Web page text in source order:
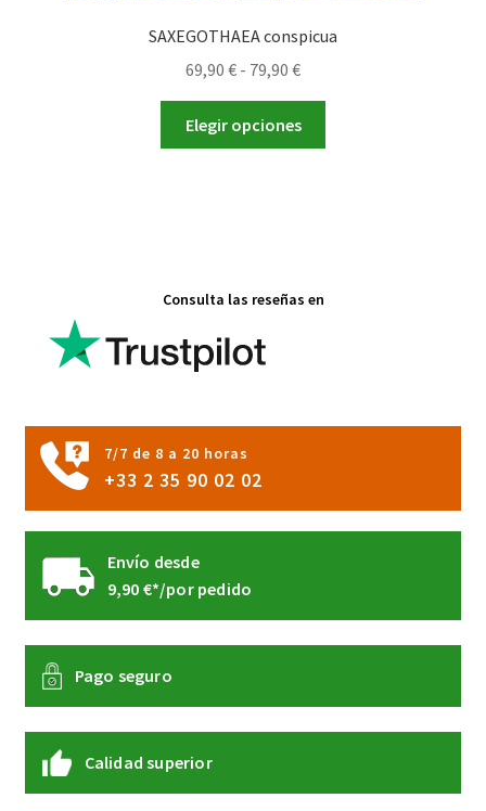
SAXEGOTHAEA conspicua
69,90 € - 79,90 €Rango
precios:
desde
Elegir opciones
Consulta las reseñas en
7/7 de 8 a 20 horas
+33 2 35 90 02 02
Envío desde
9,90 €*/por pedido
Pago seguro
Calidad superior